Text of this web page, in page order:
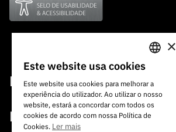
Financiamento
Programas de Financiamento
Internacional
Media
PORTUGUESE
ENGLISH
×
Este website usa cookies
Este website usa cookies para melhorar a
experiência do utilizador. Ao utilizar o nosso
website, estará a concordar com todos os
cookies de acordo com nossa Política de
Cookies. Ler mais